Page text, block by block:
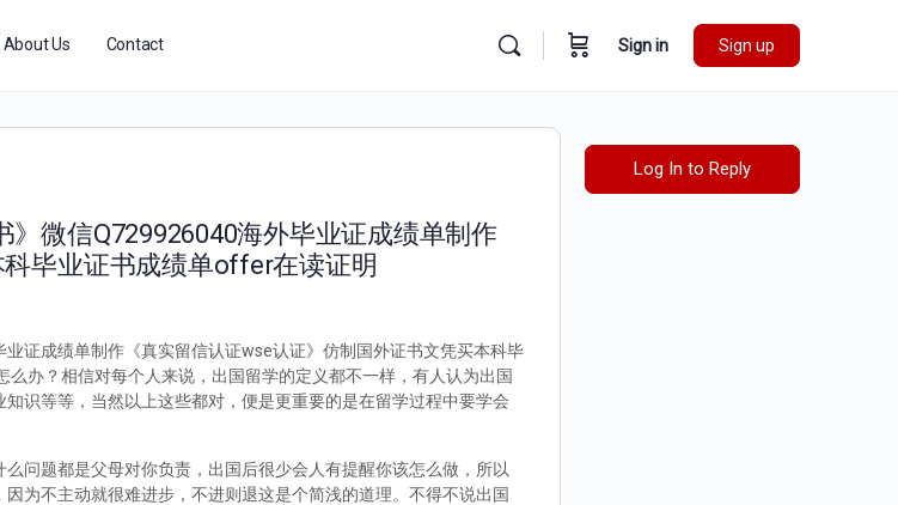
About Us Contact Sign in Sign up
微信Q729926040海外毕业证成绩单制作
毕业证书成绩单offer在读证明
证成绩单制作《真实留信认证wse认证》仿制国外证书文凭买本科毕
办？相信对每个人来说，出国留学的定义都不一样，有人认为出国
识等等，当然以上这些都对，便是更重要的是在留学过程中要学会
问题都是父母对你负责，出国后很少会人有提醒你该怎么做，所以
为不主动就很难进步，不进则退这是个简浅的道理。不得不说出国
Log In to Reply